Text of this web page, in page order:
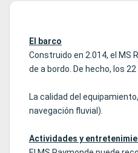
El barco
Construido en 2.014, el MS
de a bordo. De hecho, los
La calidad del
navegación fluvial).
Actividades y